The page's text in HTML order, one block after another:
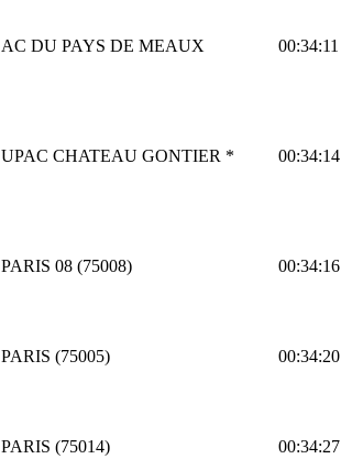
AC DU PAYS DE MEAUX 00:34:11
UPAC CHATEAU GONTIER * 00:34:14
PARIS 08 (75008) 00:34:16
PARIS (75005) 00:34:20
PARIS (75014) 00:34:27